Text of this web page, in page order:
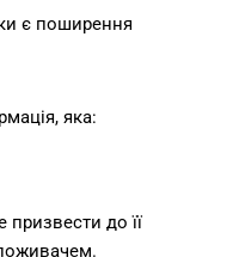
є поширення
яка:
до її